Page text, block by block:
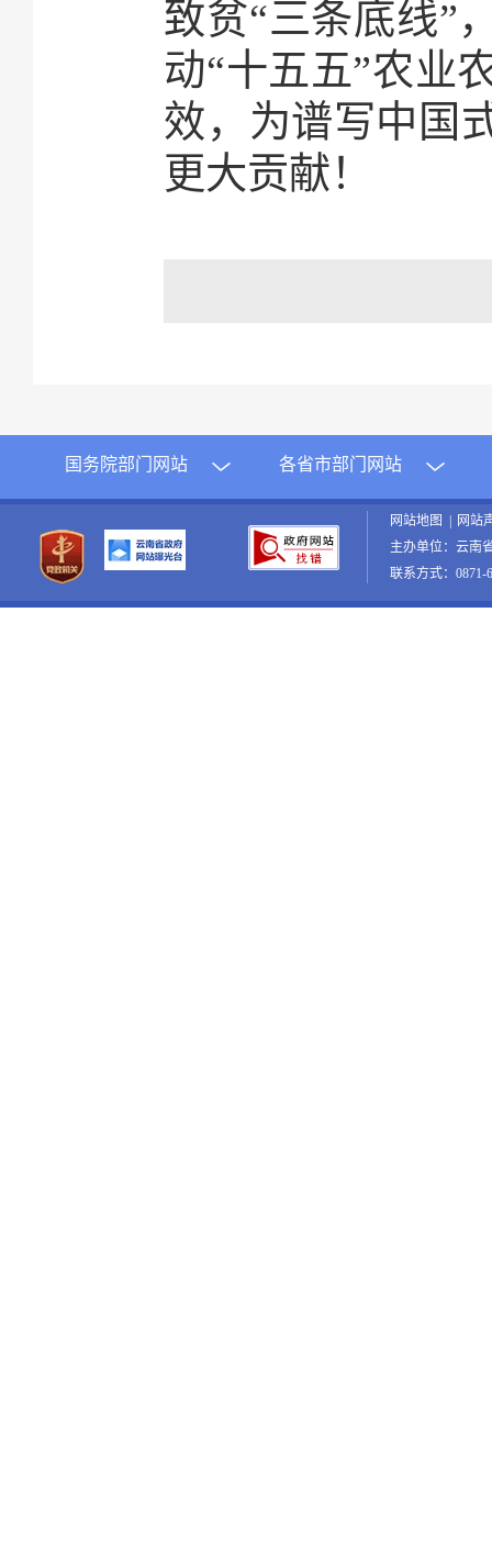
致贫“三条底线”
动“十五五”农业
效，为谱写中国
更大贡献！
国务院部门网站 各省市部门网站
网站地图 | 网站
主办单位：云南
联系方式：0871-